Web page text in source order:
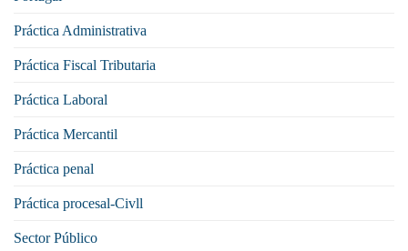
Práctica Administrativa
Práctica Fiscal Tributaria
Práctica Laboral
Práctica Mercantil
Práctica penal
Práctica procesal-Civll
Sector Público